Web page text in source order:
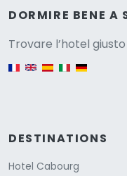
DORMIRE BENE
Trovare l’hotel
English version
DESTINATIONS
Hotel Cabourg